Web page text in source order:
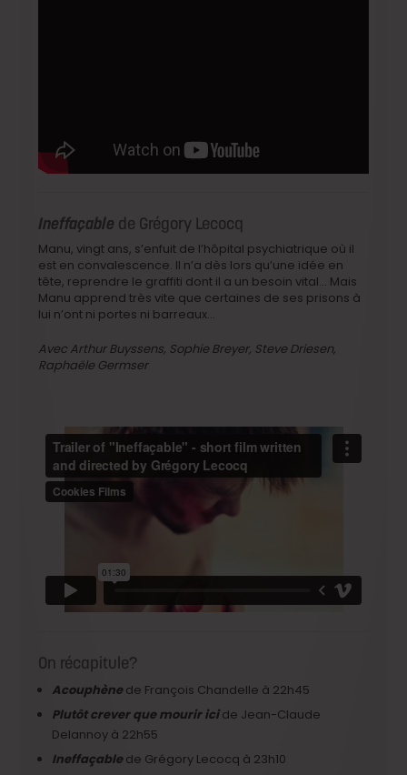
Ineffaçable de Grégory Lecocq
Manu, vingt ans, s’enfuit de l’hôpital psychiatrique où il
est en convalescence. Il n’a dès lors qu’une idée en
tête, reprendre le graffiti dont il a un besoin vital… Mais
Manu apprend très vite que certaines de ses prisons à
lui n’ont ni portes ni barreaux…
Avec Arthur Buyssens, Sophie Breyer, Steve Driesen,
Raphaële Germser
On récapitule?
Acouphènede François Chandelle à 22h45
Plutôt crever que mourir icide Jean-Claude
Delannoy à 22h55
Ineffaçablede Grégory Lecocq à 23h10